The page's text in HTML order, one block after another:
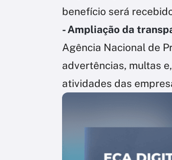
benefício será
- Ampliação da
Agência Nacional de
advertências, multas
atividades das